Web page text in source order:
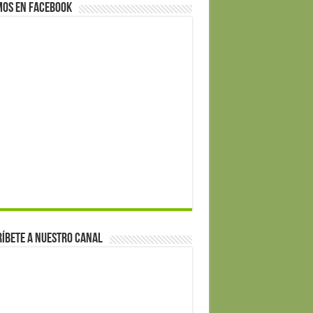
en Facebook
a nuestro canal